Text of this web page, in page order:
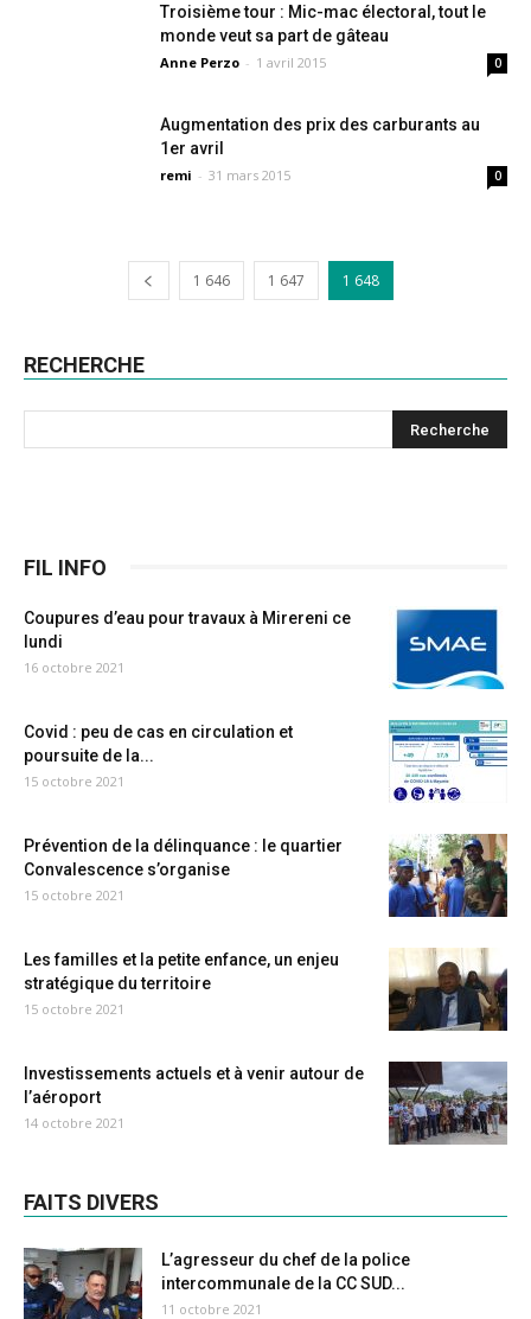
Troisième tour : Mic-mac électoral, tout le
monde veut sa part de gâteau
Anne Perzo - 1 avril 2015 0
Augmentation des prix des carburants au
1er avril
remi - 31 mars 2015 0
1 646 1 647 1 648
RECHERCHE
FIL INFO
Coupures d’eau pour travaux à Mirereni ce
lundi
16 octobre 2021
Covid : peu de cas en circulation et
poursuite de la...
15 octobre 2021
Prévention de la délinquance : le quartier
Convalescence s’organise
15 octobre 2021
Les familles et la petite enfance, un enjeu
stratégique du territoire
15 octobre 2021
Investissements actuels et à venir autour de
l’aéroport
14 octobre 2021
FAITS DIVERS
L’agresseur du chef de la police
intercommunale de la CC SUD...
11 octobre 2021